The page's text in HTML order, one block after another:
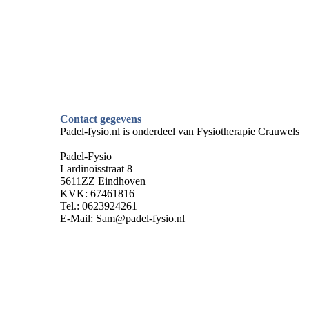
Contact gegevens
Padel-fysio.nl is onderdeel van Fysiotherapie Crauwels
Padel-Fysio
Lardinoisstraat 8
5611ZZ Eindhoven
KVK: 67461816
Tel.: 0623924261
E-Mail: Sam@padel-fysio.nl